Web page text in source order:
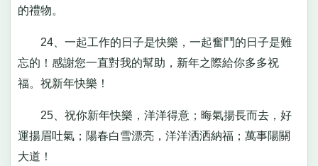
的禮物。
24、一起工作的日子是快樂，一起奮鬥的日子是難
忘的！感謝您一直對我的幫助，新年之際給你多多祝
福。祝新年快樂！
25、祝你新年快樂，洋洋得意；晦氣揚長而去，好
運揚眉吐氣；陽春白雪漂亮，洋洋洒洒納福；萬事陽關
大道！